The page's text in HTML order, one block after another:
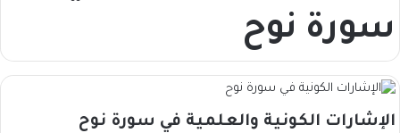
سورة نوح
الإشارات الكونية والعلمية في سورة نوح